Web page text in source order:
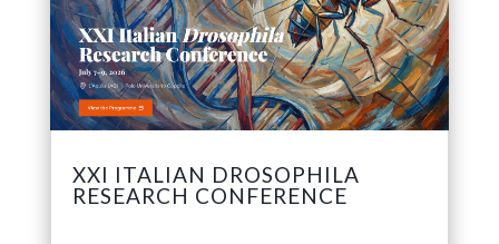
XXI ITALIAN DROSOPHILA
RESEARCH CONFERENCE